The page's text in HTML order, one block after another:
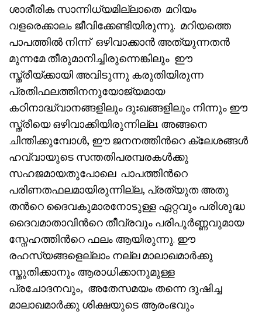
ശാരീരിക സാന്നിധ്യമില്ലാതെ മറിയം
വളരെക്കാലം ജീവിക്കേണ്ടിയിരുന്നു. മറിയത്തെ
പാപത്തിൽ നിന്ന് ഒഴിവാക്കാൻ അത്യുന്നതൻ
മുന്നമേ തീരുമാനിച്ചിരുന്നെങ്കിലും ഈ
സ്ത്രീയ്ക്കായി അവിടുന്നു കരുതിയിരുന്ന
പ്രതിഫലത്തിനനുയോജ്യമായ
കഠിനാദ്ധ്വാനങ്ങളിലും ദുഃഖങ്ങളിലും നിന്നും ഈ
സ്ത്രീയെ ഒഴിവാക്കിയിരുന്നില്ല. അങ്ങനെ
ചിന്തിക്കുമ്പോൾ, ഈ ജനനത്തിൻറെ ക്ലേശങ്ങൾ
ഹവ്വായുടെ സന്തതിപരമ്പരകൾക്കു
സഹജമായതുപോലെ പാപത്തിൻറെ
പരിണതഫലമായിരുന്നില്ല, പ്രത്യുത അതു
തൻറെ ദൈവകുമാരനോടുള്ള ഏറ്റവും പരിശുദ്ധ
ദൈവമാതാവിൻറെ തീവ്രവും പരിപൂർണ്ണവുമായ
സ്നേഹത്തിൻറെ ഫലം ആയിരുന്നു. ഈ
രഹസ്യങ്ങളെല്ലാം നല്ല മാലാഖമാർക്കു
സ്തുതിക്കാനും ആരാധിക്കാനുമുള്ള
പ്രചോദനവും, അതേസമയം തന്നെ ദുഷിച്ച
മാലാഖമാർക്കു ശിക്ഷയുടെ ആരംഭവും